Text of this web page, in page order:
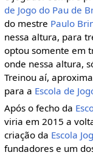
de Jogo do Pau de
do mestre Paulo
nessa altura, para
optou somente em
onde nessa altura,
Treinou aí,
para a Escola de
Após o fecho da
viria em 2015 a
criação da Escola
fundadores e um